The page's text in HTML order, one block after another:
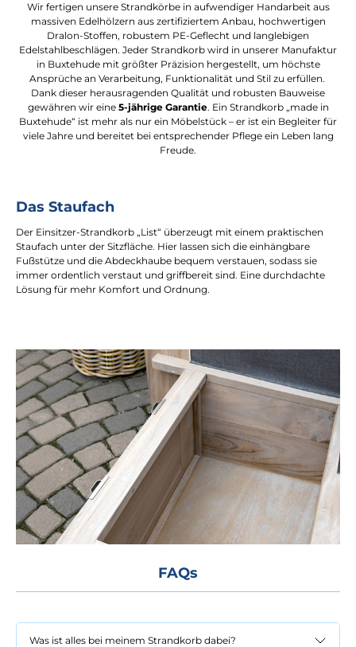
Wir fertigen unsere Strandkörbe in aufwendiger Handarbeit aus
massiven Edelhölzern aus zertifiziertem Anbau, hochwertigen
Dralon-Stoffen, robustem PE-Geflecht und langlebigen
Edelstahlbeschlägen. Jeder Strandkorb wird in unserer Manufaktur
in Buxtehude mit größter Präzision hergestellt, um höchste
Ansprüche an Verarbeitung, Funktionalität und Stil zu erfüllen.
Dank dieser herausragenden Qualität und robusten Bauweise
gewähren wir eine 5-jährige Garantie. Ein Strandkorb „made in
Buxtehude“ ist mehr als nur ein Möbelstück – er ist ein Begleiter für
viele Jahre und bereitet bei entsprechender Pflege ein Leben lang
Freude.
Das Staufach
Der Einsitzer-Strandkorb „List“ überzeugt mit einem praktischen
Staufach unter der Sitzfläche. Hier lassen sich die einhängbare
Fußstütze und die Abdeckhaube bequem verstauen, sodass sie
immer ordentlich verstaut und griffbereit sind. Eine durchdachte
Lösung für mehr Komfort und Ordnung.
FAQs
Was ist alles bei meinem Strandkorb dabei?